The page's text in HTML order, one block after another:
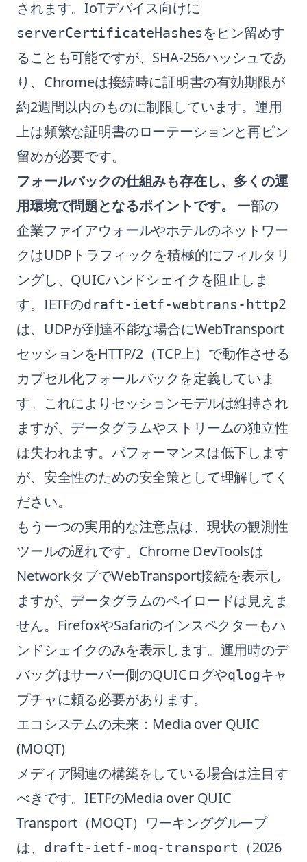
されます。IoTデバイス向けに
serverCertificateHashesをピン留めす
ることも可能ですが、SHA-256ハッシュであ
り、Chromeは接続時に証明書の有効期限が
約2週間以内のものに制限しています。運用
上は頻繁な証明書のローテーションと再ピン
留めが必要です。
フォールバックの仕組みも存在し、多くの運
用環境で問題となるポイントです。
一部の
企業ファイアウォールやホテルのネットワー
クはUDPトラフィックを積極的にフィルタリ
ングし、QUICハンドシェイクを阻止しま
す。IETFのdraft-ietf-webtrans-http2
は、UDPが到達不能な場合にWebTransport
セッションをHTTP/2（TCP上）で動作させる
カプセル化フォールバックを定義していま
す。これによりセッションモデルは維持され
ますが、データグラムやストリームの独立性
は失われます。パフォーマンスは低下します
が、安全性のための安全策として理解してく
ださい。
もう一つの実用的な注意点は、現状の観測性
ツールの遅れです。Chrome DevToolsは
NetworkタブでWebTransport接続を表示し
ますが、データグラムのペイロードは見えま
せん。FirefoxやSafariのインスペクターもハ
ンドシェイクのみを表示します。運用時のデ
バッグはサーバー側のQUICログやqlogキャ
プチャに頼る必要があります。
エコシステムの未来：Media over QUIC
(MOQT)
メディア関連の構築をしている場合は注目す
べきです。IETFのMedia over QUIC
Transport（MOQT）ワーキンググループ
は、
draft-ietf-moq-transport
（2026